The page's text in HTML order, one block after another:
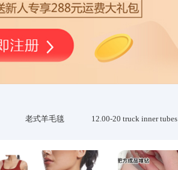
老式羊毛毯 12.00-20 truck inner tubes